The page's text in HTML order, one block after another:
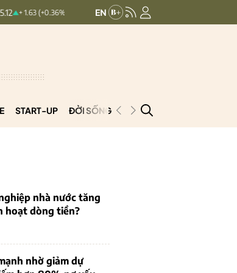
HNXINDEX: 293.44 + 0.25 (+0.09%)
START-UP ĐỜI SỐNG PODCAST
nhà nước tăng
hoạt dòng tiền?
nhờ giảm dự